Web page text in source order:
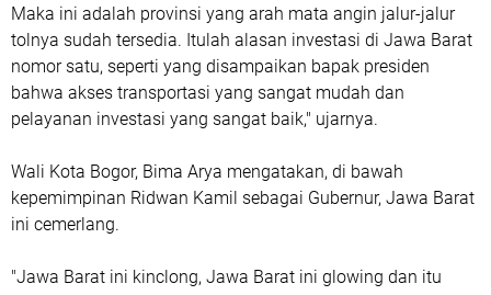
Maka ini adalah provinsi yang arah mata angin jalur-jalur
tolnya sudah tersedia. Itulah alasan investasi di Jawa Barat
nomor satu, seperti yang disampaikan bapak presiden
bahwa akses transportasi yang sangat mudah dan
pelayanan investasi yang sangat baik," ujarnya.
Wali Kota Bogor, Bima Arya mengatakan, di bawah
kepemimpinan Ridwan Kamil sebagai Gubernur, Jawa Barat
ini cemerlang.
"Jawa Barat ini kinclong, Jawa Barat ini glowing dan itu